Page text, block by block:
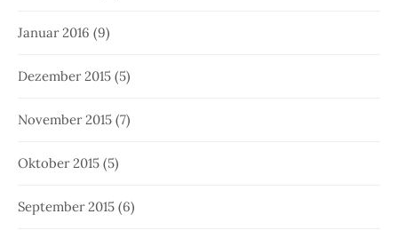
Januar 2016 (9)
Dezember 2015 (5)
November 2015 (7)
Oktober 2015 (5)
September 2015 (6)